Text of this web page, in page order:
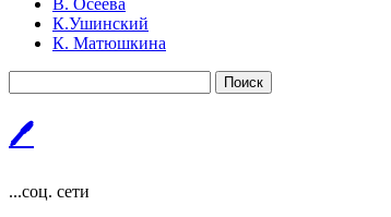
В. Осеева
К.Ушинский
К. Матюшкина
Поиск
🖊
...соц. сети